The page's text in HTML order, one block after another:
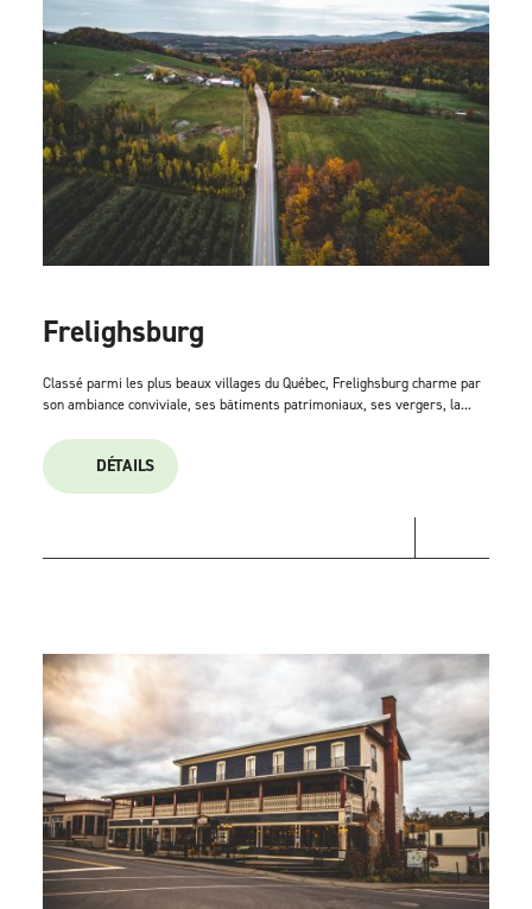
Frelighsburg
Classé parmi les plus beaux villages du Québec, Frelighsburg charme par
son ambiance conviviale, ses bâtiments patrimoniaux, ses vergers, la...
DÉTAILS